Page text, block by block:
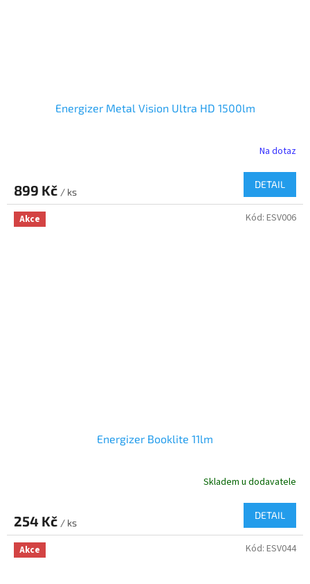
Energizer Metal Vision Ultra HD 1500lm
Na dotaz
899 Kč / ks
DETAIL
Akce
Energizer Booklite 11lm
Skladem u dodavatele
254 Kč / ks
DETAIL
Kód: ESV006
Akce Kód: ESV044